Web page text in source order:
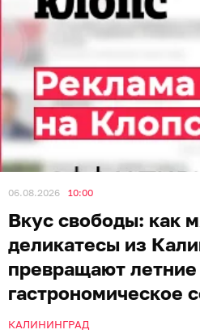
06.08.2026 10:00
Вкус свободы: как
деликатесы из
превращают летние
гастрономическое
КАЛИНИНГРАД